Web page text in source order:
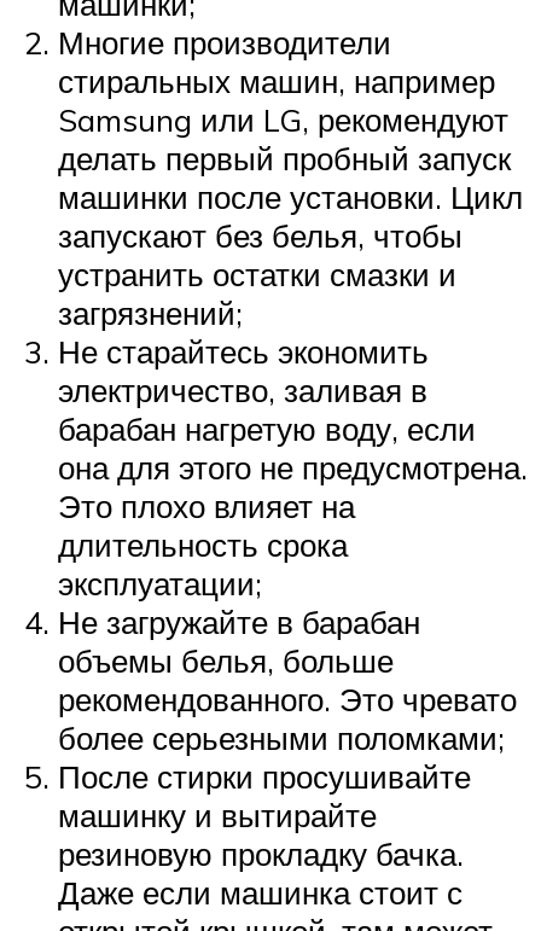
Многие производители
стиральных машин, например
Samsung или LG, рекомендуют
делать первый пробный запуск
машинки после установки. Цикл
запускают без белья, чтобы
устранить остатки смазки и
загрязнений;
Не старайтесь экономить
электричество, заливая в
барабан нагретую воду, если
она для этого не предусмотрена.
Это плохо влияет на
длительность срока
эксплуатации;
Не загружайте в барабан
объемы белья, больше
рекомендованного. Это чревато
более серьезными поломками;
После стирки просушивайте
машинку и вытирайте
резиновую прокладку бачка.
Даже если машинка стоит с